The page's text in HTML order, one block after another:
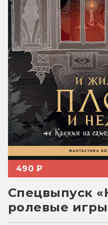
490 ₽
Спецвыпуск
ролевые